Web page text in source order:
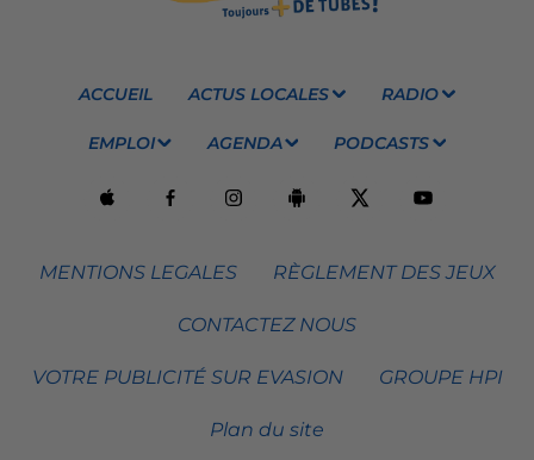
ACCUEIL ACTUS LOCALES RADIO
EMPLOI AGENDA PODCASTS
MENTIONS LEGALES RÈGLEMENT DES JEUX
CONTACTEZ NOUS
VOTRE PUBLICITÉ SUR EVASION GROUPE HPI
Plan du site